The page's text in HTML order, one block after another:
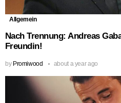
Allgemein
Nach Trennung: Andreas
Freundin!
by Promiwood about a year ago